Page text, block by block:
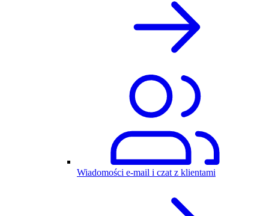
Wiadomości e-mail i czat z klientami